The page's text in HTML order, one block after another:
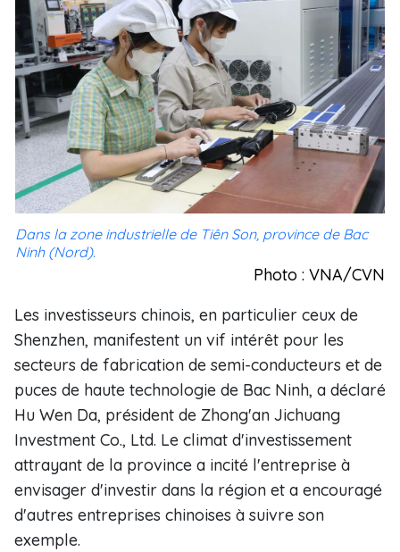
Dans la zone industrielle de Tiên Son, province de Bac
Ninh (Nord).
Photo : VNA/CVN
Les investisseurs chinois, en particulier ceux de
Shenzhen, manifestent un vif intérêt pour les
secteurs de fabrication de semi-conducteurs et de
puces de haute technologie de Bac Ninh, a déclaré
Hu Wen Da, président de Zhong'an Jichuang
Investment Co., Ltd. Le climat d'investissement
attrayant de la province a incité l'entreprise à
envisager d'investir dans la région et a encouragé
d'autres entreprises chinoises à suivre son
exemple.